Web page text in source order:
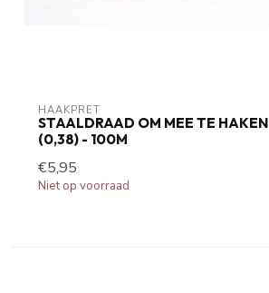
HAAKPRET
STAALDRAAD OM MEE TE HAKEN
(0,38) - 100M
€5,95
Niet op voorraad